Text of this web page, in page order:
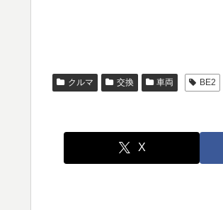
クルマ 交換 車両 BE2
X